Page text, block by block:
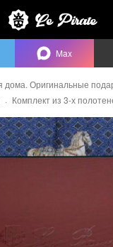
дома. Оригинальные
Комплект из 3-х
Max